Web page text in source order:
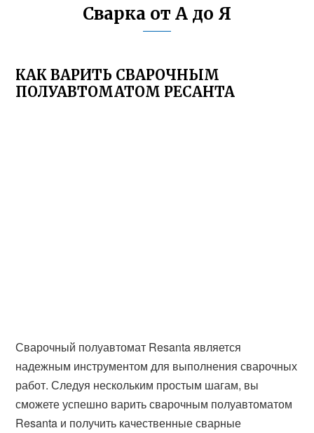
Сварка от А до Я
КАК ВАРИТЬ СВАРОЧНЫМ
ПОЛУАВТОМАТОМ РЕСАНТА
Сварочный полуавтомат Resanta является
надежным инструментом для выполнения сварочных
работ. Следуя нескольким простым шагам, вы
сможете успешно варить сварочным полуавтоматом
Resanta и получить качественные сварные